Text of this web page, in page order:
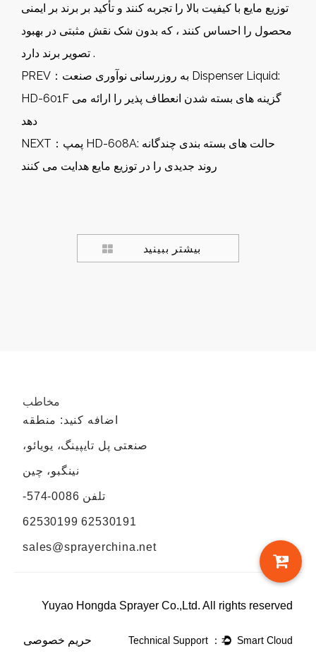
توزیع مایع با کیفیت بالا را تجربه کنند و تأکید بر برند بر ایمنی
محصول را احساس کنند ، که بدون شک نقش مثبتی در بهبود
تصویر برند دارد .
PREV： به روزرسانی نوآوری صنعت Dispenser Liquid:
HD-601F گزینه های بسته شدن انعطاف پذیر را ارائه می
دهد
NEXT： پمپ HD-608A: حالت های بسته بندی چندگانه
روند جدیدی را در توزیع مایع هدایت می کنند
بیشتر ببینید
مخاطب
اضافه کنید: منطقه
صنعتی پل تایپینگ، یویائو،
نینگبو، چین
تلفن 0086-574-
62530191 62530199
sales@sprayerchina.net
Yuyao Hongda Sprayer Co.,Ltd. All rights reserved
حریم خصوصی